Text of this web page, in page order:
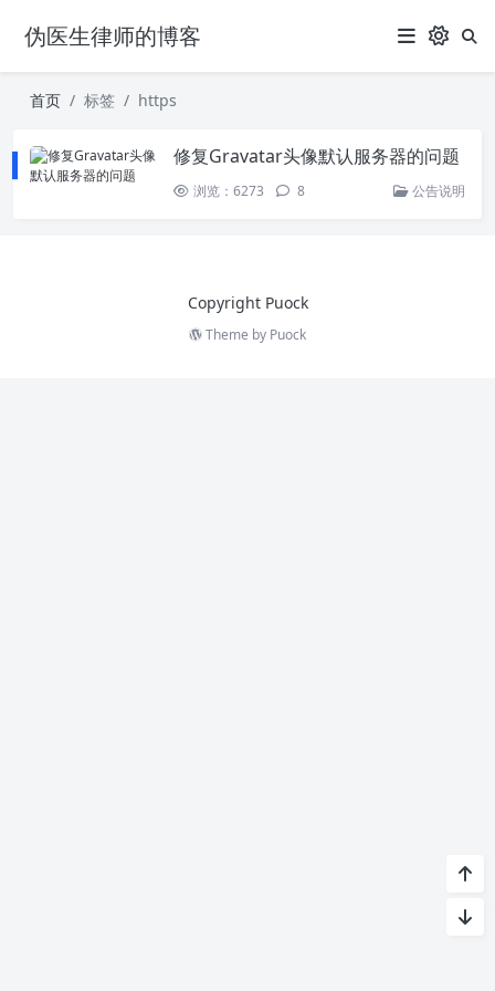
伪医生律师的博客
首页 标签 https
修复Gravatar头像默认服务器的问题
浏览：6273 8 公告说明
Copyright Puock
Theme by Puock